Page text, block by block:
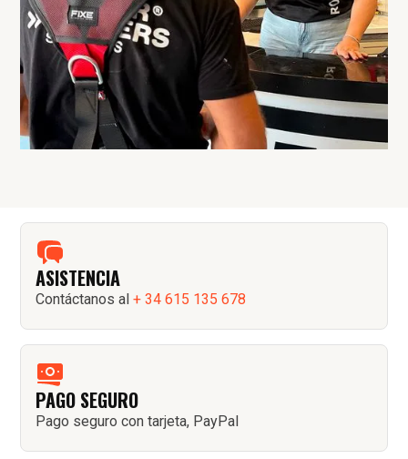
ASISTENCIA
Contáctanos al+ 34 615 135 678
PAGO SEGURO
Pago seguro con tarjeta, PayPal